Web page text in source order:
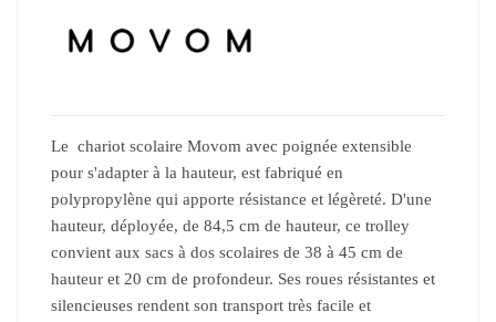
Le chariot scolaire Movom avec poignée extensible
pour s'adapter à la hauteur, est fabriqué en
polypropylène qui apporte résistance et légèreté. D'une
hauteur, déployée, de 84,5 cm de hauteur, ce trolley
convient aux sacs à dos scolaires de 38 à 45 cm de
hauteur et 20 cm de profondeur. Ses roues résistantes et
silencieuses rendent son transport très facile et